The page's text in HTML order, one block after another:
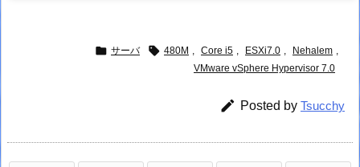
 サーバ  480M , Core i5 , ESXi7.0 , Nehalem ,
VMware vSphere Hypervisor 7.0
 Posted by Tsucchy